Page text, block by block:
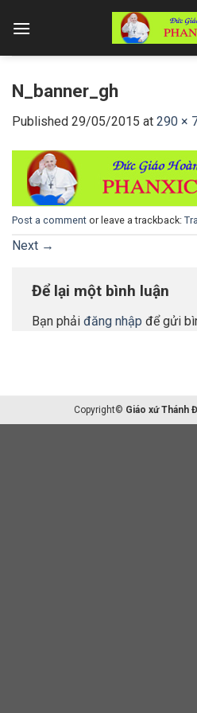
N_banner_gh
Published 29/05/2015 at 290 ×
Post a comment or leave a trackback:
Next →
Để lại một bình luận
Bạn phải đăng nhập để gửi
Copyright© Giáo xứ Thánh